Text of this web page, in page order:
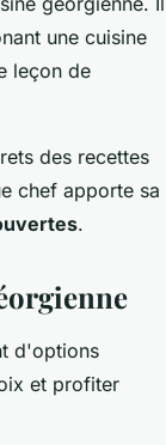
une cuisine
leçon de
des recettes
chef apporte sa
.
d'options
et profiter